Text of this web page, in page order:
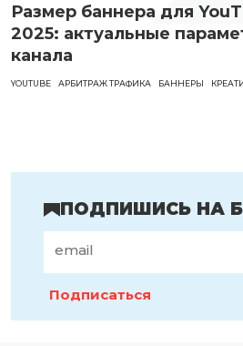
Размер баннера для
2025: актуальные
канала
YOUTUBE АРБИТРАЖ ТРАФИКА БАННЕРЫ
ПОДПИШИСЬ НА
Подписаться